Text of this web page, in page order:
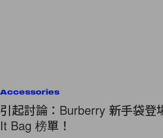
Accessories
引起討論：Burberry 新手袋登
It Bag 榜單！